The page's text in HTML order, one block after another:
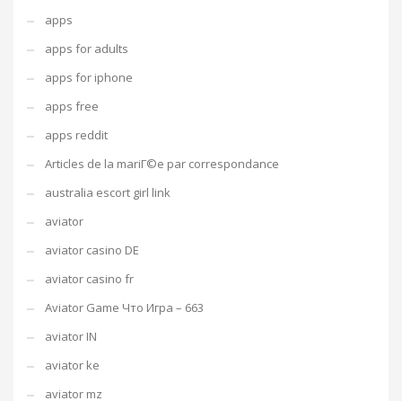
apps
apps for adults
apps for iphone
apps free
apps reddit
Articles de la mariГ©e par correspondance
australia escort girl link
aviator
aviator casino DE
aviator casino fr
Aviator Game Что Игра – 663
aviator IN
aviator ke
aviator mz